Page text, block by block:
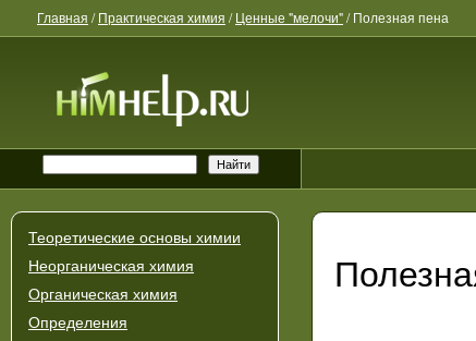
Главная /Практическая химия /Ценные "мелочи"/Полезная пена
Теоретические основы химии
Неорганическая химия
Органическая химия
Определения